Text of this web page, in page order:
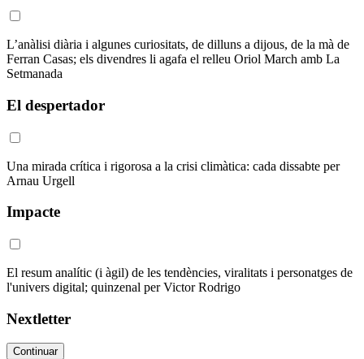
L’anàlisi diària i algunes curiositats, de dilluns a dijous, de la mà de
Ferran Casas; els divendres li agafa el relleu Oriol March amb La
Setmanada
El despertador
Una mirada crítica i rigorosa a la crisi climàtica: cada dissabte per
Arnau Urgell
Impacte
El resum analític (i àgil) de les tendències, viralitats i personatges de
l'univers digital; quinzenal per Victor Rodrigo
Nextletter
Continuar